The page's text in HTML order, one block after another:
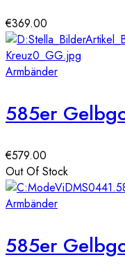
€369.00
Armbänder
€579.00
Out Of Stock
Armbänder